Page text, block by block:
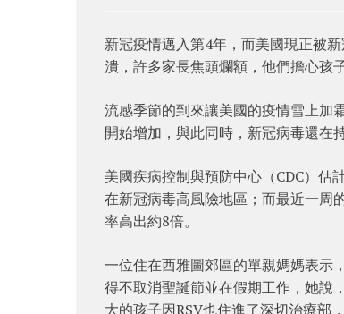
新冠疫情邁入第4年，而美國現正被
潰，許多家長焦頭爛額，他們擔心孩
流感季節的到來讓美國的疫情雪上加
開始增加，與此同時，新冠病毒還在
美國疾病控制與預防中心（CDC）估
在新冠病毒高風險地區；而最近一周
率高出約8倍。
一位住在西雅圖郊區的單親媽媽表示
得不取消聖誕節並在假期工作，她說
大的孩子因RSV也住進了深切治療部